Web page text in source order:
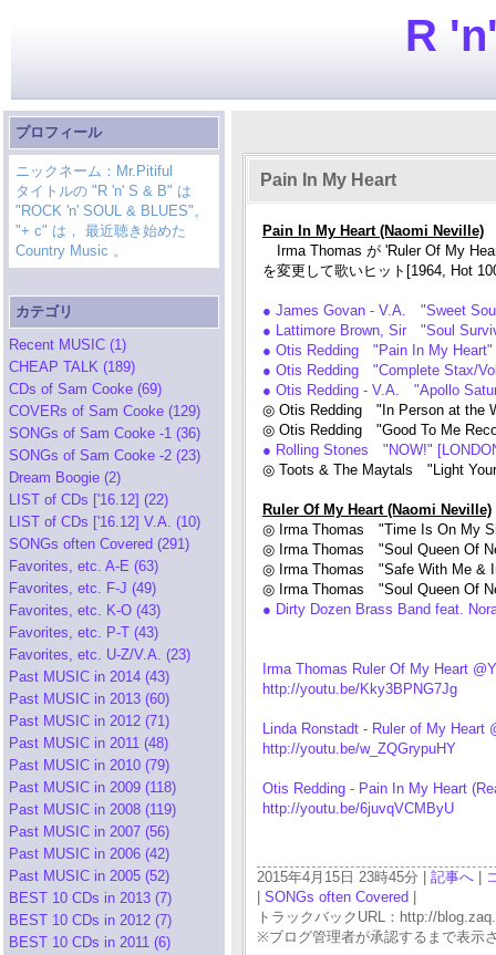
R
プロフィール
ニックネーム：Mr.Pitiful
タイトルの "R 'n' S & B" は
"ROCK 'n' SOUL & BLUES"。
"+ c" は， 最近聴き始めた
Country Music 。
カテゴリ
Recent MUSIC (1)
CHEAP TALK (189)
CDs of Sam Cooke (69)
COVERs of Sam Cooke (129)
SONGs of Sam Cooke -1 (36)
SONGs of Sam Cooke -2 (23)
Dream Boogie (2)
LIST of CDs ['16.12] (22)
LIST of CDs ['16.12] V.A. (10)
SONGs often Covered (291)
Favorites, etc. A-E (63)
Favorites, etc. F-J (49)
Favorites, etc. K-O (43)
Favorites, etc. P-T (43)
Favorites, etc. U-Z/V.A. (23)
Past MUSIC in 2014 (43)
Past MUSIC in 2013 (60)
Past MUSIC in 2012 (71)
Past MUSIC in 2011 (48)
Past MUSIC in 2010 (79)
Past MUSIC in 2009 (118)
Past MUSIC in 2008 (119)
Past MUSIC in 2007 (56)
Past MUSIC in 2006 (42)
Past MUSIC in 2005 (52)
BEST 10 CDs in 2013 (7)
BEST 10 CDs in 2012 (7)
BEST 10 CDs in 2011 (6)
Pain In My Heart
Pain In My Heart (Naomi Neville)
Irma Thomas が 'Ruler Of My
を変更して歌いヒット[1964, Hot
● James Govan - V.A. "Sweet
● Lattimore Brown, Sir "Soul
● Otis Redding "Pain In My
● Otis Redding "Complete Stax/
● Otis Redding - V.A. "Apollo
◎ Otis Redding "In Person at the
◎ Otis Redding "Good To Me
● Rolling Stones "NOW!"
◎ Toots & The Maytals "Light
Ruler Of My Heart (Naomi Neville)
◎ Irma Thomas "Time Is On My
◎ Irma Thomas "Soul Queen Of
◎ Irma Thomas "Safe With Me &
◎ Irma Thomas "Soul Queen Of
● Dirty Dozen Brass Band feat.
Irma Thomas Ruler Of My Heart
http://youtu.be/Kky3BPNG7Jg
Linda Ronstadt - Ruler of My Heart
http://youtu.be/w_ZQGrypuHY
Otis Redding - Pain In My Heart
http://youtu.be/6juvqVCMByU
2015年4月15日 23時45分 | 記事へ
SONGs often Covered
トラックバックURL：http://
※ブログ管理者が承認するまで表示